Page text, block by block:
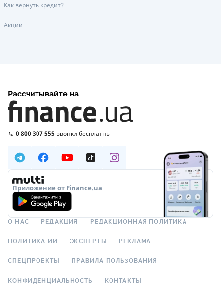
Как вернуть кредит?
Акции
Рассчитывайте на
0 800 307 555 звонки бесплатны
Приложение от Finance.ua
О НАС РЕДАКЦИЯ РЕДАКЦИОННАЯ ПОЛИТИКА
ПОЛИТИКА ИИ ЭКСПЕРТЫ РЕКЛАМА
СПЕЦПРОЕКТЫ ПРАВИЛА ПОЛЬЗОВАНИЯ
КОНФИДЕНЦИАЛЬНОСТЬ КОНТАКТЫ